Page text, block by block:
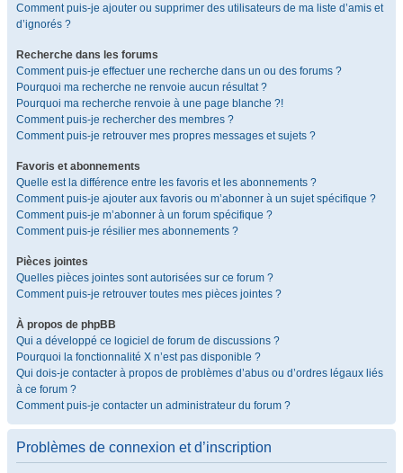
Comment puis-je ajouter ou supprimer des utilisateurs de ma liste d’amis et
d’ignorés ?
Recherche dans les forums
Comment puis-je effectuer une recherche dans un ou des forums ?
Pourquoi ma recherche ne renvoie aucun résultat ?
Pourquoi ma recherche renvoie à une page blanche ?!
Comment puis-je rechercher des membres ?
Comment puis-je retrouver mes propres messages et sujets ?
Favoris et abonnements
Quelle est la différence entre les favoris et les abonnements ?
Comment puis-je ajouter aux favoris ou m’abonner à un sujet spécifique ?
Comment puis-je m’abonner à un forum spécifique ?
Comment puis-je résilier mes abonnements ?
Pièces jointes
Quelles pièces jointes sont autorisées sur ce forum ?
Comment puis-je retrouver toutes mes pièces jointes ?
À propos de phpBB
Qui a développé ce logiciel de forum de discussions ?
Pourquoi la fonctionnalité X n’est pas disponible ?
Qui dois-je contacter à propos de problèmes d’abus ou d’ordres légaux liés
à ce forum ?
Comment puis-je contacter un administrateur du forum ?
Problèmes de connexion et d’inscription